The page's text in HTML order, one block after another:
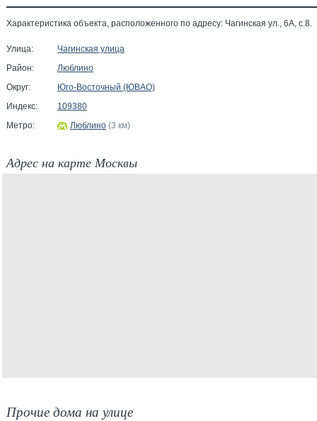
Характеристика объекта, расположенного по адресу: Чагинская ул., 6А, с.8.
Улица:
Чагинская улица
Район:
Люблино
Округ:
Юго-Восточный (ЮВАО)
Индекс:
109380
Метро:
Люблино (3 км)
Адрес на карте Москвы
Прочие дома на улице